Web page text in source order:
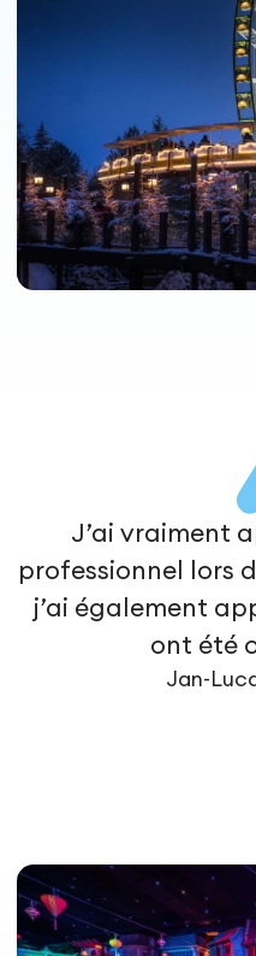
J’ai vraiment
professionnel lors
j’ai également
ont été
Jan-